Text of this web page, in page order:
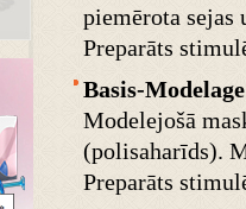
piemērota sejas
Preparāts
Basis-Modelage
Modelejošā
(polisaharīds).
Preparāts